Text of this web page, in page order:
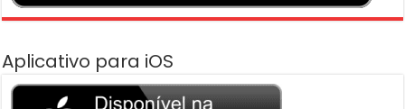
Aplicativo para iOS